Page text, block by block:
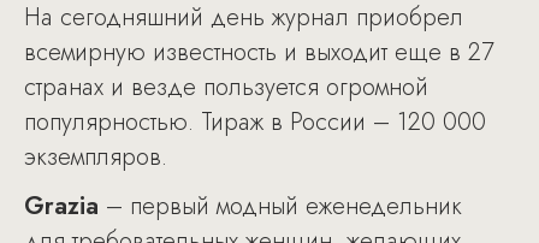
На сегодняшний день журнал приобрел
всемирную известность и выходит еще в 27
странах и везде пользуется огромной
популярностью. Тираж в России – 120 000
экземпляров.
Grazia – первый модный еженедельник